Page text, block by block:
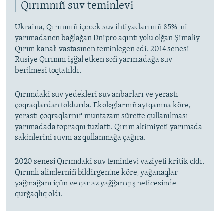
Qırımnıñ suv teminlevi
Ukraina, Qırımnıñ içecek suv ihtiyaclarınıñ 85%-ni
yarımadanen bağlağan Dnipro aqıntı yolu olğan Şimaliy-
Qırım kanalı vastasınen teminlegen edi. 2014 senesi
Rusiye Qırımnı işğal etken soñ yarımadağa suv
berilmesi toqtatıldı.
Qırımdaki suv yedekleri suv anbarları ve yerastı
çoqraqlardan toldurıla. Ekologlarnıñ aytqanına köre,
yerastı çoqraqlarnıñ muntazam sürette qullanılması
yarımadada topraqnı tuzlattı. Qırım akimiyeti yarımada
sakinlerini suvnı az qullanmağa çağıra.
2020 senesi Qırımdaki suv teminlevi vaziyeti kritik oldı.
Qırımlı alimlerniñ bildirgenine köre, yağanaqlar
yağmağanı içün ve qar az yağğan qış neticesinde
qurğaqlıq oldı.